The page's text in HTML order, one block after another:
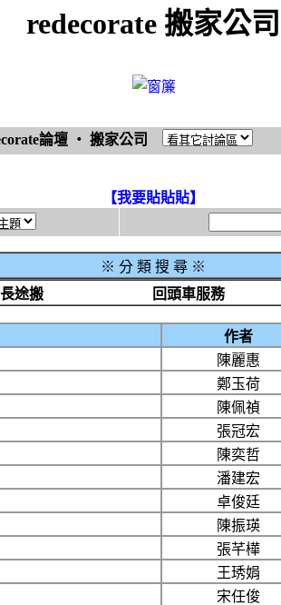
redecorate 搬家公司
論壇 ‧ 搬家公司
【我要貼貼貼】
※ 分 類 搜 尋 ※
途搬 回頭車服務
作者
陳麗惠
鄭玉荷
陳佩禎
張冠宏
陳奕哲
潘建宏
卓俊廷
陳振瑛
張芊樺
王琇娟
宋任俊